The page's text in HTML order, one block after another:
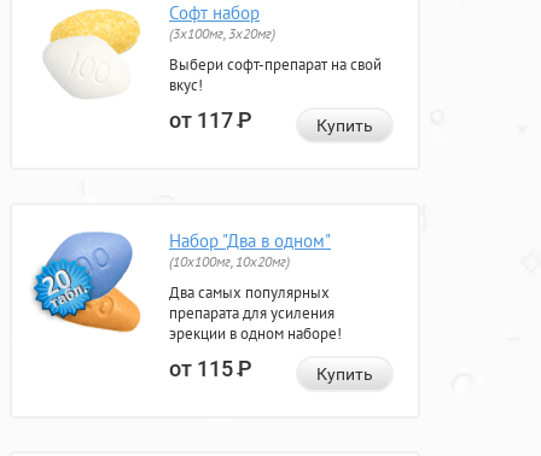
Софт набор
(3x100мг, 3x20мг)
Выбери софт-препарат на свой
вкус!
от 117Р Купить
Набор "Два в одном"
(10x100мг, 10x20мг)
Два самых популярных
препарата для усиления
эрекции в одном наборе!
от 115Р Купить